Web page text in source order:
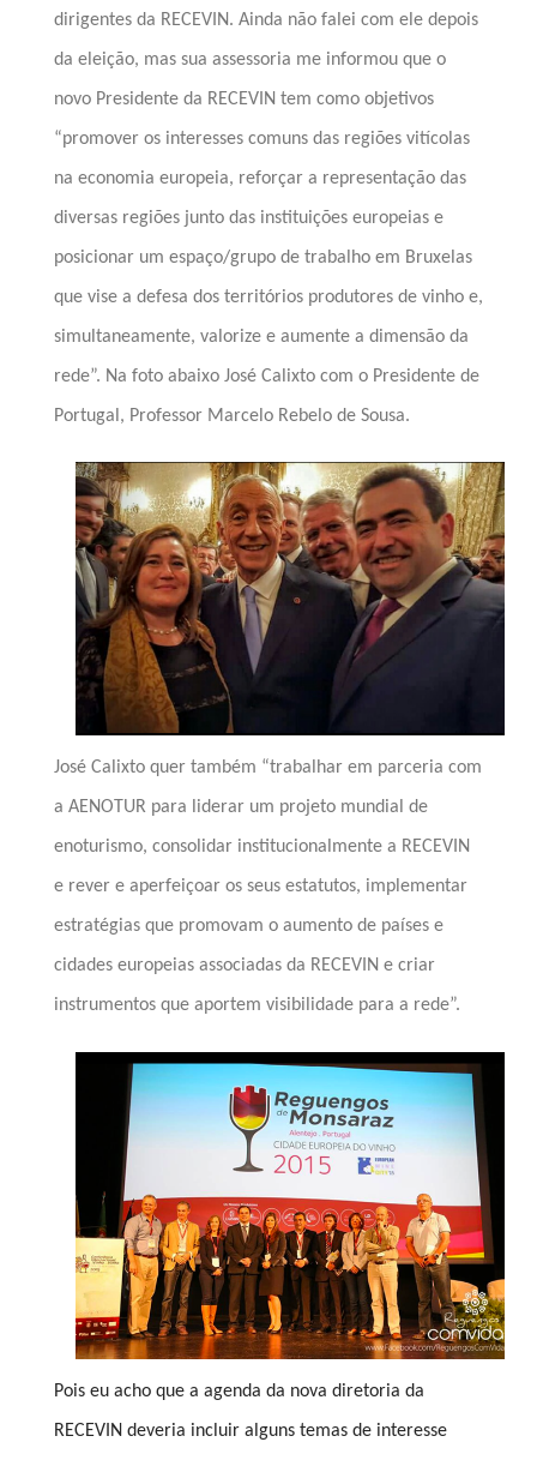
dirigentes da RECEVIN. Ainda não falei com ele depois
da eleição, mas sua assessoria me informou que o
novo Presidente da RECEVIN tem como objetivos
“promover os interesses comuns das regiões vitícolas
na economia europeia, reforçar a representação das
diversas regiões junto das instituições europeias e
posicionar um espaço/grupo de trabalho em Bruxelas
que vise a defesa dos territórios produtores de vinho e,
simultaneamente, valorize e aumente a dimensão da
rede”. Na foto abaixo José Calixto com o Presidente de
Portugal, Professor Marcelo Rebelo de Sousa.
José Calixto quer também “trabalhar em parceria com
a AENOTUR para liderar um projeto mundial de
enoturismo, consolidar institucionalmente a RECEVIN
e rever e aperfeiçoar os seus estatutos, implementar
estratégias que promovam o aumento de países e
cidades europeias associadas da RECEVIN e criar
instrumentos que aportem visibilidade para a rede”.
Pois eu acho que a agenda da nova diretoria da
RECEVIN deveria incluir alguns temas de interesse